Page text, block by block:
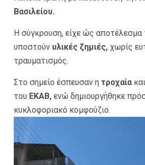
Βασιλείου.
Η σύγκρουση, είχε ώς αποτέλεσμα
υποστούν υλικές ζημιές, χωρίς
τραυματισμός.
Στο σημείο έσπευσαν η τροχαία
του ΕΚΑΒ, ενώ δημιουργήθηκε
κυκλοφοριακό κομφούζιο.